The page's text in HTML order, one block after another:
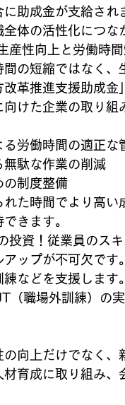
助成金が支給さ
体の活性化につな
性向上と労働時間
間の短縮ではなく
革推進支援助成
けた企業の取り組
労働時間の適正な
無駄な作業の削減
の制度整備
た時間でより高
きます。
資！従業員のス
ップが不可欠です
などを支援します。
（職場外訓練）の
向上だけでなく、
育成に取り組み